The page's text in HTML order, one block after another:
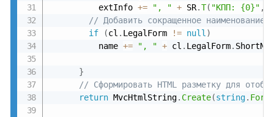
          extInfo
+= ", " + SR.T( "КПП: {0}" ,
// Добавить сокращенное наименование
if
(cl . LegalForm != null )
          name
+= ", " + cl . LegalForm.
}
// Сформировать HTML разметку для
return MvcHtmlString. Create(string.